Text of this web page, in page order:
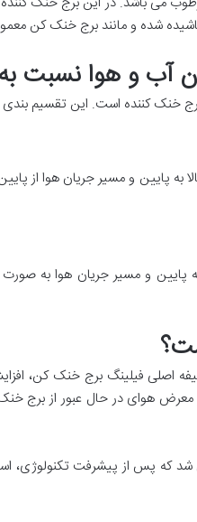
شده و مانند برج خنک کن
آب و هوا نسبت
خنک کننده است. این تقسیم
به پایین و مسیر جریان هوا از
پایین و مسیر جریان هوا به
اصلی فیلینگ برج خنک کن،
هوای در حال عبور از برج خنک
شد که پس از پیشرفت